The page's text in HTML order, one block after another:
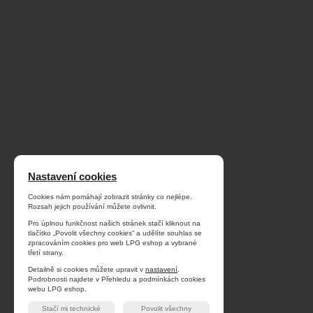
Nastavení cookies
Cookies nám pomáhají zobrazit stránky co nejlépe.
Rozsah jejich používání můžete ovlivnit.
Pro úplnou funkčnost našich stránek stačí kliknout na
tlačítko „Povolit všechny cookies“ a udělíte souhlas se
zpracováním cookies pro web LPG eshop a vybrané
třetí strany.
Detailně si cookies můžete upravit v nastavení.
Podrobnosti najdete v Přehledu a podmínkách cookies
webu LPG eshop.
Stačí mi technické Povolit všechny